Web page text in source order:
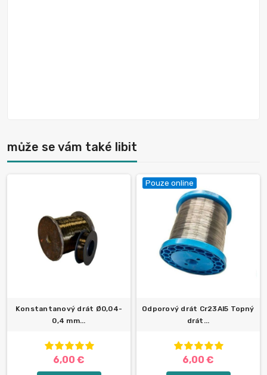
může se vám také libit
Konstantanový drát Ø0,04-
0,4 mm...
6,00 €
Pouze online
Odporový drát Cr23Al5 Topný
drát...
6,00 €